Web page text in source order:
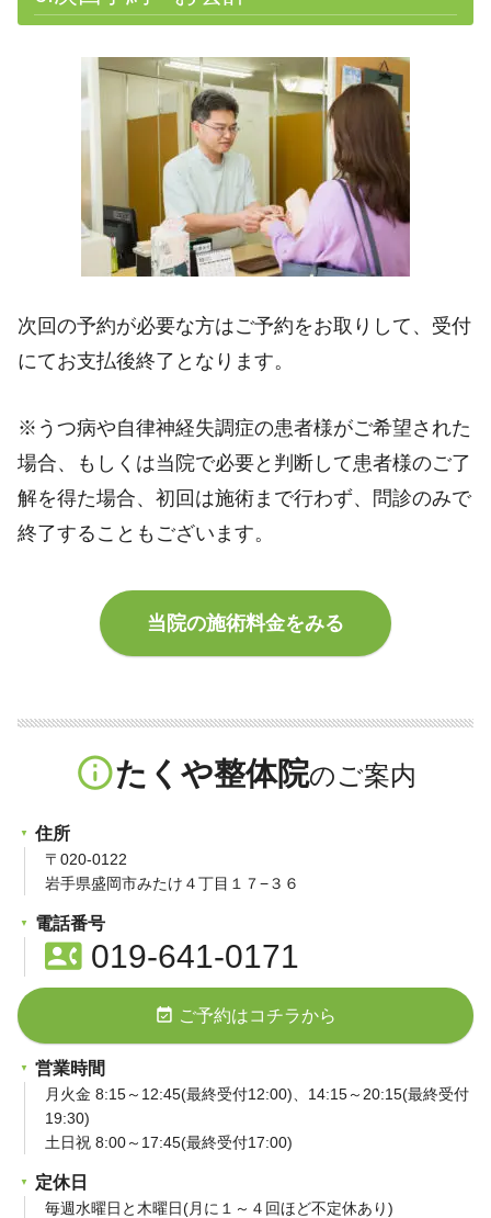
次回の予約が必要な方はご予約をお取りして、受付
にてお支払後終了となります。
※うつ病や自律神経失調症の患者様がご希望された
場合、もしくは当院で必要と判断して患者様のご了
解を得た場合、初回は施術まで行わず、問診のみで
終了することもございます。
当院の施術料金をみる
info_outlineたくや整体院
住所
〒020-0122
岩手県盛岡市みたけ４丁目１７−３６
電話番号
contact_phone019-641-0171
event_available ご予約はコチラから
営業時間
月火金 8:15～12:45(最終受付12:00)、14:15～20:15(最終受付
19:30)
土日祝 8:00～17:45(最終受付17:00)
定休日
毎週水曜日と木曜日(月に１～４回ほど不定休あり)